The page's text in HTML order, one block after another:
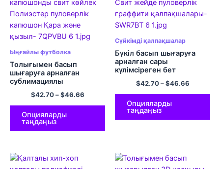
Ыңғайлы футболка
Толығымен басып
шығаруға арналған
сублимациялы
капюшонды свит көйлек
Полиэстер пуловерлік
капюшон Қара және
қызыл
$42.70–$46.66
Опцияларды
таңдаңыз
Сүйкімді қалпақшалар
Бүкіл басып шығаруға
арналған сары
күлімсіреген бет
капюстер Свит жейде
пуловерлік граффити
қалпақшалары
$42.70–$46.66
Опцияларды
таңдаңыз